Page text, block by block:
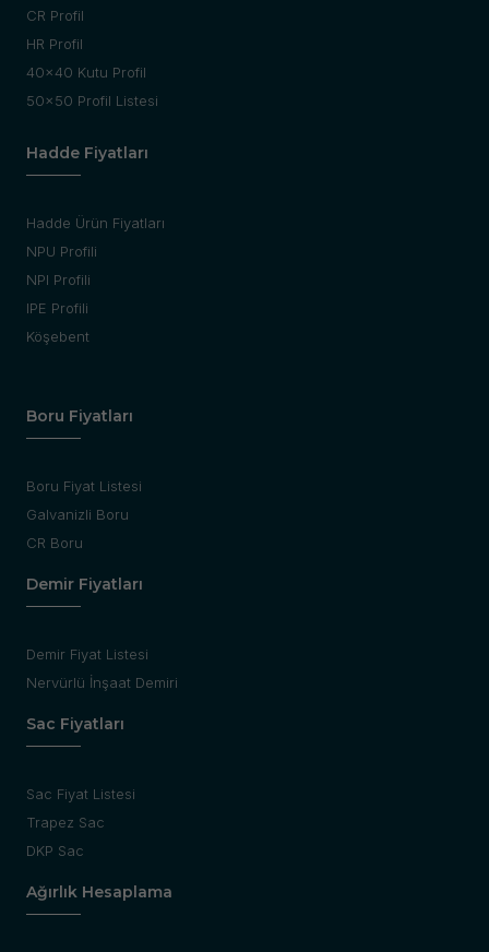
CR Profil
HR Profil
40x40 Kutu Profil
50x50 Profil Listesi
Hadde Fiyatları
Hadde Ürün Fiyatları
NPU Profili
NPI Profili
IPE Profili
Köşebent
Boru Fiyatları
Boru Fiyat Listesi
Galvanizli Boru
CR Boru
Demir Fiyatları
Demir Fiyat Listesi
Nervürlü İnşaat Demiri
Sac Fiyatları
Sac Fiyat Listesi
Trapez Sac
DKP Sac
Ağırlık Hesaplama